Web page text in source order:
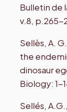
Bulletin de
v.8, p.265-
Sellès, A.
the
dinosaur
Biology: 1-
Sellés,